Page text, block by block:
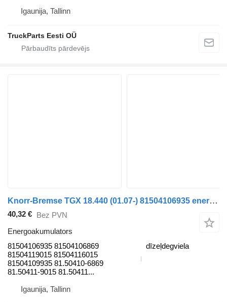
Igaunija, Tallinn
TruckParts Eesti OÜ
Knorr-Bremse TGX 18.440 (01.07-) 81504106935 energoakumulators paredzēts MAN TGL, TGM, TGS, TGX (2005-2021) vilcēja
40,32 € Bez PVN
Energoakumulators
81504106935 81504106869
81504119015 81504116015
81504109935 81.50410-6869
81.50411-9015 81.50411...
dīzeļdegviela
Igaunija, Tallinn